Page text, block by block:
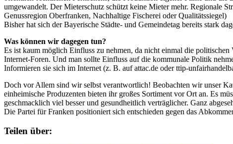
umgewandelt. Der Mieterschutz schützt keine Mieter mehr. Regionale
Genussregion Oberfranken, Nachhaltige Fischerei oder Qualitätssiegel)
Bisher hat sich der Bayerische Städte- und Gemeindetag bereits stark
Was können wir dagegen tun?
Es ist kaum möglich Einfluss zu nehmen, da nicht einmal die
Internet-Foren. Und man sollte Einfluss auf die kommunale Politik
Informieren sie sich im Internet (z. B. auf attac.de oder ttip-
Doch vor Allem sind wir selbst verantwortlich! Beobachten wir unser
einheimische Produzenten bieten ihr großes Sortiment vor Ort an. Es
geschmacklich viel besser und gesundheitlich verträglicher. Ganz
Die Partei für Franken positioniert sich entschieden gegen das
Teilen über: